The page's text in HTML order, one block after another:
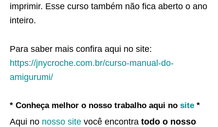
imprimir. Esse curso também não fica aberto o ano
inteiro.
Para saber mais confira aqui no site:
https://jnycroche.com.br/curso-manual-do-
amigurumi/
* Conheça melhor o nosso trabalho aqui no site *
Aqui no nosso site você encontra todo o nosso